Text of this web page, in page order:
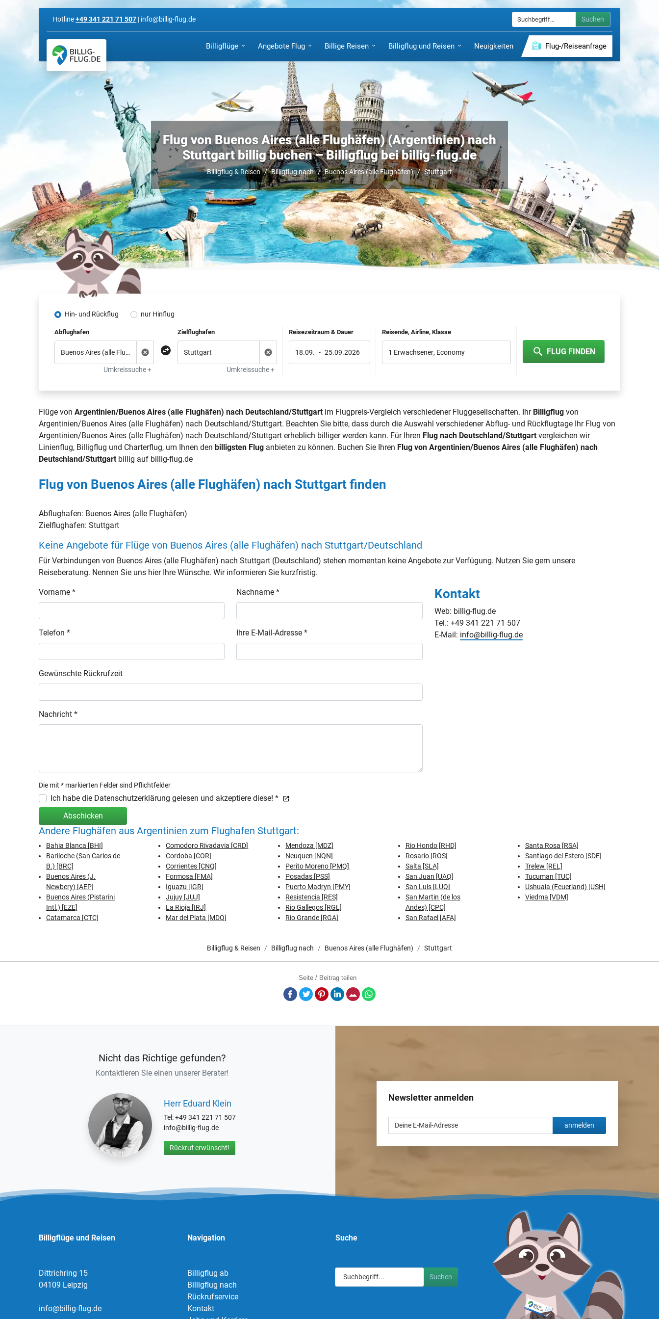
Hotline+49 341 221 71 507 | info@billig-flug.de Suchen
Billigflüge Angebote Flug Billige Reisen Billigflug und Reisen Neuigkeiten Flug-/Reiseanfrage
Flug von Buenos Aires (alle Flughäfen) (Argentinien) nach
Stuttgart billig buchen – Billigflug bei billig-flug.de
Billigflug & Reisen Billigflug nach Buenos Aires (alle Flughäfen) Stuttgart
Hin- und Rückflug nur Hinflug
Abflughafen
Umkreissuche +
Zielflughafen
Umkreissuche +
Reisezeitraum & Dauer
18.09. - 25.09.2026
Reisende, Airline, Klasse
1 Erwachsener, Economy FLUG FINDEN
Flüge vonArgentinien/Buenos Aires (alle Flughäfen) nach Deutschland/Stuttgart im Flugpreis-Vergleich verschiedener Fluggesellschaften. Ihr Billigflug von
Argentinien/Buenos Aires (alle Flughäfen) nach Deutschland/Stuttgart. Beachten Sie bitte, dass durch die Auswahl verschiedener Abflug- und Rückflugtage Ihr Flug von
Argentinien/Buenos Aires (alle Flughäfen) nach Deutschland/Stuttgart erheblich billiger werden kann. Für Ihren Flug nach Deutschland/Stuttgart vergleichen wir
Linienflug, Billigflug und Charterflug, um Ihnen denbilligsten Flug anbieten zu können. Buchen Sie Ihren Flug von Argentinien/Buenos Aires (alle Flughäfen) nach
Deutschland/Stuttgart billig auf billig-flug.de
Flug von Buenos Aires (alle Flughäfen) nach Stuttgart finden
Abflughafen: Buenos Aires (alle Flughäfen)
Zielflughafen:Stuttgart
Keine Angebote für Flüge von Buenos Aires (alle Flughäfen) nach Stuttgart/Deutschland
Für Verbindungen von Buenos Aires (alle Flughäfen) nach Stuttgart (Deutschland) stehen momentan keine Angebote zur Verfügung. Nutzen Sie gern unsere
Reiseberatung. Nennen Sie uns hier Ihre Wünsche. Wir informieren Sie kurzfristig.
Vorname * Nachname *
Telefon * Ihre E-Mail-Adresse *
Gewünschte Rückrufzeit
Nachricht *
Die mit * markierten Felder sind Pflichtfelder
Ich habe die Datenschutzerklärung gelesen und akzeptiere diese! *
Abschicken
Kontakt
Web: billig-flug.de
Tel.: +49 341 221 71 507
E-Mail: info@billig-flug.de
Andere Flughäfen aus Argentinien zum Flughafen Stuttgart:
Bahia Blanca [BHI]
Bariloche (San Carlos de
B.) [BRC]
Buenos Aires (J.
Newbery) [AEP]
Buenos Aires (Pistarini
Intl.) [EZE]
Catamarca [CTC]
Comodoro Rivadavia [CRD]
Cordoba [COR]
Corrientes [CNQ]
Formosa [FMA]
Iguazu [IGR]
Jujuy [JUJ]
La Rioja [IRJ]
Mar del Plata [MDQ]
Mendoza [MDZ]
Neuquen [NQN]
Perito Moreno [PMQ]
Posadas [PSS]
Puerto Madryn [PMY]
Resistencia [RES]
Rio Gallegos [RGL]
Rio Grande [RGA]
Rio Hondo [RHD]
Rosario [ROS]
Salta [SLA]
San Juan [UAQ]
San Luis [LUQ]
San Martin (de los
Andes) [CPC]
San Rafael [AFA]
Santa Rosa [RSA]
Santiago del Estero [SDE]
Trelew [REL]
Tucuman [TUC]
Ushuaia (Feuerland) [USH]
Viedma [VDM]
Billigflug & Reisen Billigflug nach Buenos Aires (alle Flughäfen) Stuttgart
Seite / Beitrag teilen
Facebook
TwitterPinterestLinkedInE-Mail
Nicht das Richtige gefunden?
Kontaktieren Sie einen unserer Berater!
Herr Eduard Klein
Tel: +49 341 221 71 507
info@billig-flug.de
Rückruf erwünscht!
Newsletter anmelden
anmelden
Billigflüge und Reisen
Dittrichring 15
04109 Leipzig
info@billig-flug.de
Navigation
Billigflug ab
Billigflug nach
Rückrufservice
Kontakt
Suche
Suchen